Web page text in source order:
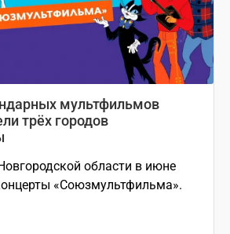
мультфильмов
трёх городов
области в июне
«Союзмультфильма».